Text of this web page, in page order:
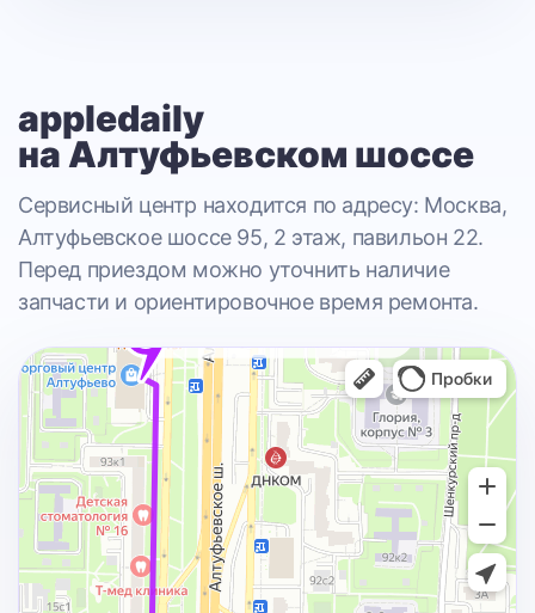
appledaily
на Алтуфьевском шоссе
Сервисный центр находится по адресу: Москва,
Алтуфьевское шоссе 95, 2 этаж, павильон 22.
Перед приездом можно уточнить наличие
запчасти и ориентировочное время ремонта.